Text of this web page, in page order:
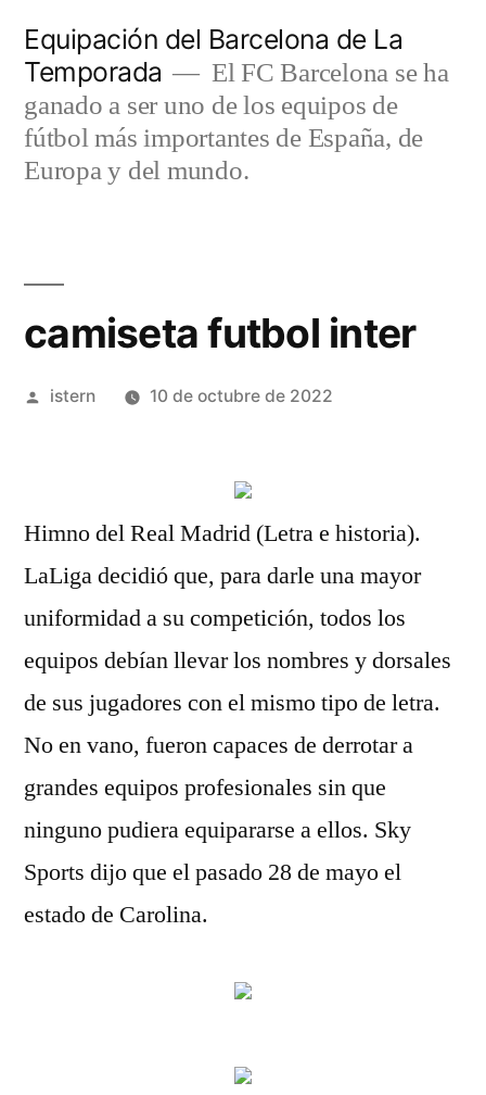
contenido
Equipación del Barcelona de La
Temporada
El FC Barcelona se ha
ganado a ser uno de los equipos de
fútbol más importantes de España, de
Europa y del mundo.
camiseta futbol inter
Publicado
istern 10 de octubre de 2022
Himno del Real Madrid (Letra e historia).
LaLiga decidió que, para darle una mayor
uniformidad a su competición, todos los
equipos debían llevar los nombres y dorsales
de sus jugadores con el mismo tipo de letra.
No en vano, fueron capaces de derrotar a
grandes equipos profesionales sin que
ninguno pudiera equipararse a ellos. Sky
Sports dijo que el pasado 28 de mayo el
estado de Carolina.